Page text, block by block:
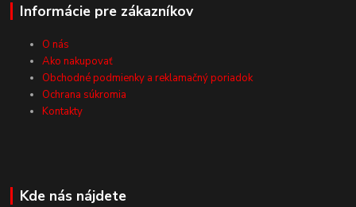
Informácie pre zákazníkov
O nás
Ako nakupovať
Obchodné podmienky a reklamačný poriadok
Ochrana súkromia
Kontakty
Kde nás nájdete